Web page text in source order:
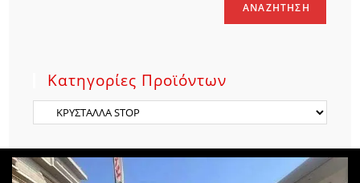
ΑΝΑΖΉΤΗΣΗ
Κατηγορίες Προϊόντων